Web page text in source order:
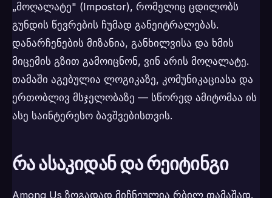
„მოღალატე" (Impostor), რომელიც ცდილობს
გუნდის წევრების ჩუმად განეიტრალებას.
დანარჩენების მიზანია, განხილვისა და ხმის
მიცემის გზით გამოიცნონ, ვინ არის მოღალატე.
თამაში აგებულია ლოგიკაზე, კომუნიკაციასა და
ერთობლივ მსჯელობაზე — სწორედ ამიტომაა ის
ასე საინტერესო ბავშვებისთვის.
რა ასაკიდან და რეიტინგი
Among Us ზოგადად მიჩნეულია რბილ თამაშად.